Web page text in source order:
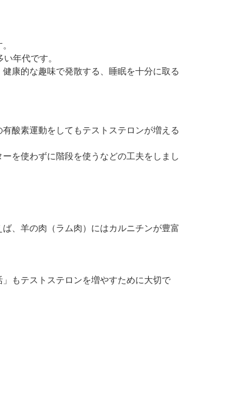
年代です。
康的な趣味で発散する、睡眠を十分に取る
酸素運動をしてもテストステロンが増える
を使わずに階段を使うなどの工夫をしまし
、羊の肉（ラム肉）にはカルニチンが豊富
もテストステロンを増やすために大切で